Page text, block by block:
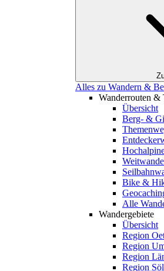
Alles zu Wandern &
Wanderrouten &
Übersicht
Berg- &
Bike &
Alle
Wandergebiete
Übersicht
Region
Region
Region
Region